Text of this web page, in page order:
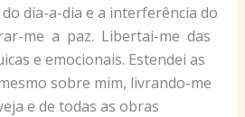
dia-a-dia e a interferência do
me a paz. Libertai-me das
e emocionais. Estendei as
sobre mim, livrando-me
e de todas as obras